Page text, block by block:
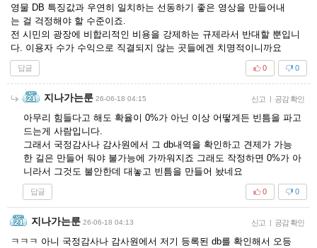
영물 DB 특징값과 우연히 일치하는 선동하기 좋은 영상을 만들어내
는 걸 걱정해야 할 수준이죠.
전 시민의 광장에 비합리적인 비용을 강제하는 규제라서 반대할 뿐입니
다. 이용자 수가 수익으로 직결되지 않는 곳들에겐 치명적이니까요
답글 0
0
지나가는룬 26-06-18 04:15 신고 | 공감 확인
아무리 힘들다고 해도 확율이 0%가 아닌 이상 어떻게든 빈틈을 파고
드는게 사람입니다.
그래서 국정감사나 감사원에서 그 db내역을 확인하고 견제가 가능
한 길은 만들어 둬야 불가능에 가까워지죠 그래도 작정하면 0%가 아
니라서 그것도 불안한데 대놓고 빈틈을 만들어 놨네요
답글 0
0
지나가는룬 26-06-18 04:13 신고 | 공감 확인
ㅋㅋㅋ 아니 국정감사나 감사원에서 저기 등록된 db를 확인해서 오등